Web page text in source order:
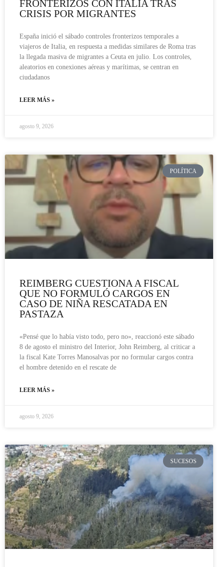
FRONTERIZOS CON ITALIA TRAS
CRISIS POR MIGRANTES
España inició el sábado controles fronterizos temporales a
viajeros de Italia, en respuesta a medidas similares de Roma tras
la llegada masiva de migrantes a Ceuta en julio. Los controles,
aleatorios en conexiones aéreas y marítimas, se centran en
ciudadanos
LEER MÁS »
agosto 9, 2026
POLÍTICA
REIMBERG CUESTIONA A FISCAL
QUE NO FORMULÓ CARGOS EN
CASO DE NIÑA RESCATADA EN
PASTAZA
«Pensé que lo había visto todo, pero no», reaccionó este sábado
8 de agosto el ministro del Interior, John Reimberg, al criticar a
la fiscal Kate Torres Manosalvas por no formular cargos contra
el hombre detenido en el rescate de
LEER MÁS »
agosto 9, 2026
SUCESOS